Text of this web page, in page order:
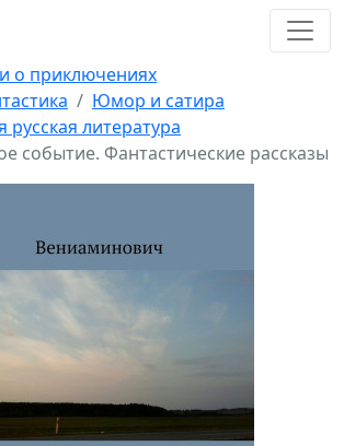
о приключениях
Юмор и сатира
литература
событие. Фантастические рассказы